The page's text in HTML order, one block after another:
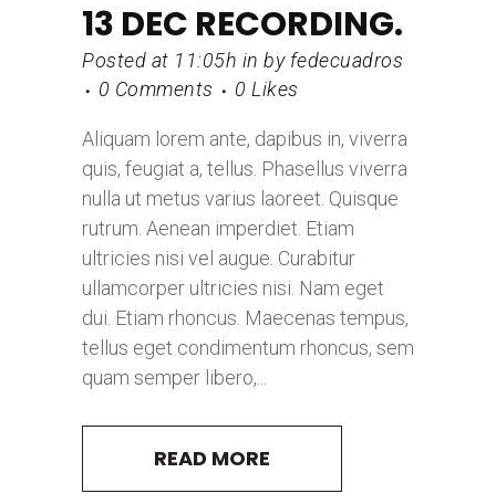
13 DEC RECORDING.
Posted at 11:05h in by fedecuadros
0 Comments
0 Likes
Aliquam lorem ante, dapibus in, viverra
quis, feugiat a, tellus. Phasellus viverra
nulla ut metus varius laoreet. Quisque
rutrum. Aenean imperdiet. Etiam
ultricies nisi vel augue. Curabitur
ullamcorper ultricies nisi. Nam eget
dui. Etiam rhoncus. Maecenas tempus,
tellus eget condimentum rhoncus, sem
quam semper libero,...
READ MORE